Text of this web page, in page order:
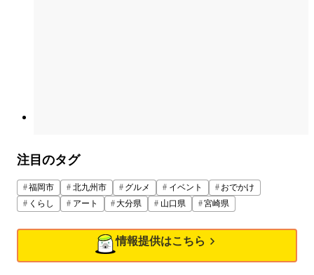
注目のタグ
福岡市 北九州市 グルメ イベント
おでかけ
くらし
アート 大分県 山口県 宮崎県
情報提供はこちら